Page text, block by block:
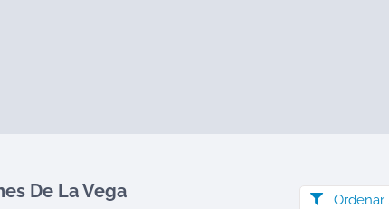
De La Vega Ordenar